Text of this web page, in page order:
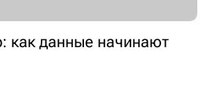
как данные начинают